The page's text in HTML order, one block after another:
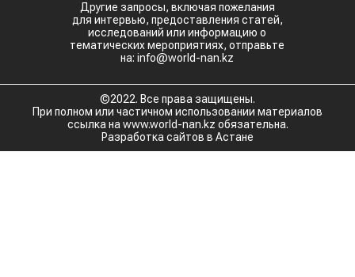
Другие запросы, включая пожелания
для интервью, предоставления статей,
исследований или информацию о
тематических мероприятиях, отправьте
на: info@world-nan.kz
©2022. Все права защищены.
При полном или частичном использовании материалов
ссылка на www.world-nan.kz обязательна.
Разработка сайтов в Астане